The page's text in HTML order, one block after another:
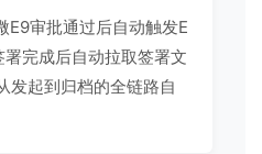
E9审批通过后自动触发E
完成后自动拉取签署文
发起到归档的全链路自